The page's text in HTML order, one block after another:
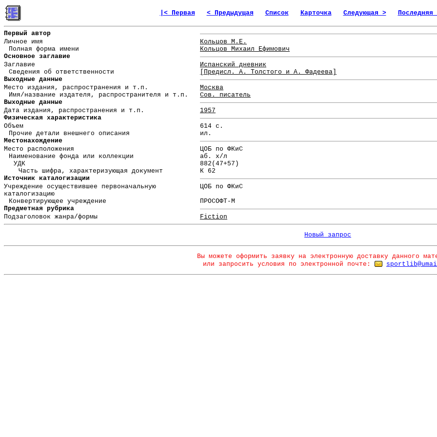
|< Первая < Предыдущая Список Карточка Следующая > Последняя
Первый автор
Личное имя
Кольцов М.Е.
Полная форма имени
Кольцов Михаил Ефимович
Основное заглавие
Заглавие
Испанский дневник
Сведения об ответственности
[Предисл. А. Толстого и А. Фадеева]
Выходные данные
Место издания, распространения и т.п.
Москва
Имя/название издателя, распространителя и т.п.
Сов. писатель
Выходные данные
Дата издания, распространения и т.п.
1957
Физическая характеристика
Объем
614 с.
Прочие детали внешнего описания
ил.
Местонахождение
Место расположения
ЦОБ по ФКиС
Наименование фонда или коллекции
аб. х/л
УДК
882(47+57)
Часть шифра, характеризующая документ
К 62
Источник каталогизации
Учреждение осуществившее первоначальную
каталогизацию
ЦОБ по ФКиС
Конвертирующее учреждение
ПРОСОФТ-М
Предметная рубрика
Подзаголовок жанра/формы
Fiction
Новый запрос
Вы можете оформить заявку на электронную доставку данного
или запросить условия по электронной почте: